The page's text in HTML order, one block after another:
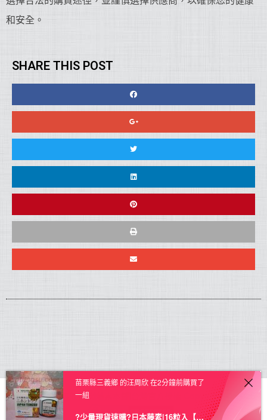
和安全。
SHARE THIS POST
日本藤素正品|無效退款|藤素本鋪|台灣官方授權 Copyright © 2026.
苗栗縣三義鄉 的汪周欣 在2分鐘前購買了
一組
?少量現貨速購?日本藤素|16粒入【授權進口】★三送一★ – 1盒 原價1699 現下殺價 1599